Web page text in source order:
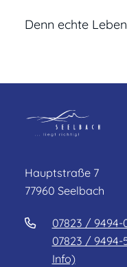
Denn echte
Hauptstraße 7
77960 Seelbach
07823 / 9494-
07823 / 9494-
Info)